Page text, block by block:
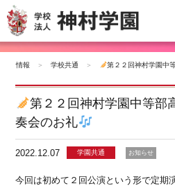
新着情報 ＞ 学校共通 ＞ 第２２回神村学園中
第２２回神村学園中等部
奏会のお礼
2022.12.07 学園共通 お知らせ
今回は初めて２回公演という形で定期